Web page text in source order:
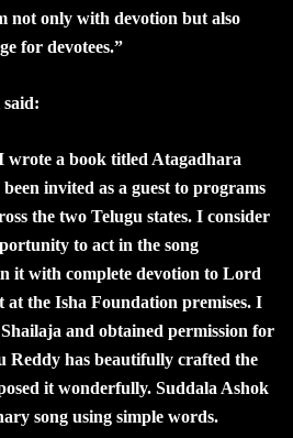
not only with devotion but also
for devotees.”
wrote a book titled Atagadhara
invited as a guest to programs
the two Telugu states. I consider
to act in the song
it with complete devotion to Lord
at the Isha Foundation premises. I
and obtained permission for
Reddy has beautifully crafted the
it wonderfully. Suddala Ashok
song using simple words.